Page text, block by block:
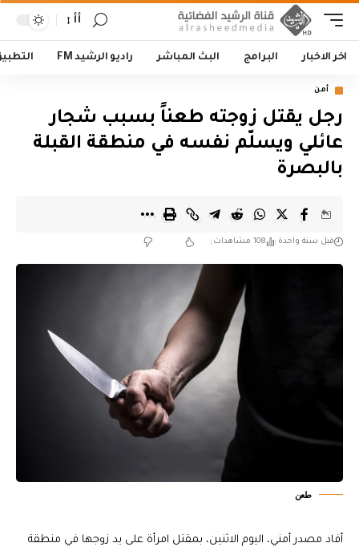
أأ
اخر الاخبار البرامج البث المباشر راديو الرشيد FM
أمن
رجل يقتل زوجته طعناً بسبب شجار
عائلي ويسلّم نفسه في منطقة القبلة
بالبصرة
قبل سنة واحدة 108 مشاهدات
طعن
أفاد مصدر أمني، اليوم الاثنين، بمقتل امرأة على يد زوجها في منطقة